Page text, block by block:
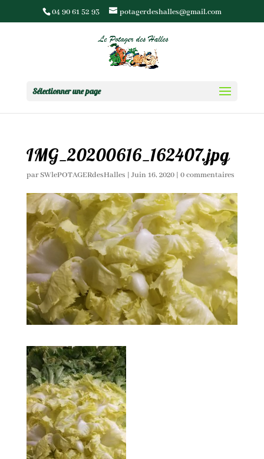
04 90 61 52 93 potagerdeshalles@gmail.com
Sélectionner une page
IMG_20200616_162407.jpg
parSWlePOTAGERdesHalles | Juin 16, 2020| 0 commentaires